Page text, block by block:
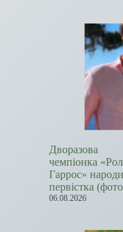
Дворазова
чемпіонка
Гаррос»
первістка
06.08.2026